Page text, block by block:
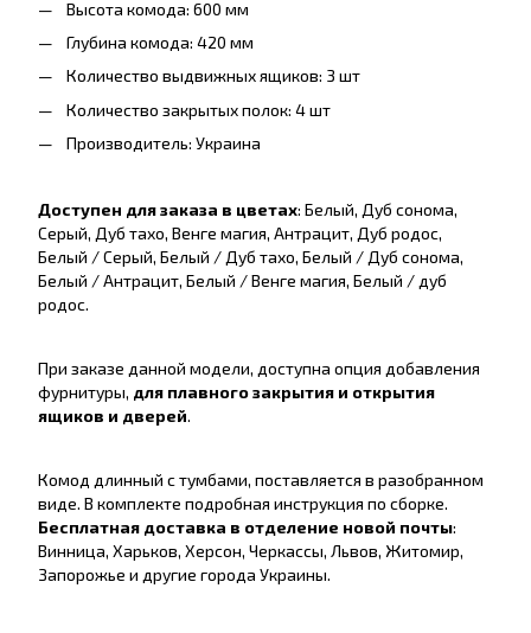
Высота комода: 600 мм
Глубина комода: 420 мм
Количество выдвижных ящиков: 3 шт
Количество закрытых полок: 4 шт
Производитель: Украина
Доступен для заказа в цветах: Белый, Дуб сонома,
Серый, Дуб тахо, Венге магия, Антрацит, Дуб родос,
Белый / Серый, Белый / Дуб тахо, Белый / Дуб сонома,
Белый / Антрацит, Белый / Венге магия, Белый / дуб
родос.
При заказе данной модели, доступна опция добавления
фурнитуры, для плавного закрытия и открытия
ящиков и дверей.
Комод длинный с тумбами, поставляется в разобранном
виде. В комплекте подробная инструкция по сборке.
Бесплатная доставка в отделение новой почты:
Винница, Харьков, Херсон, Черкассы, Львов, Житомир,
Запорожье и другие города Украины.